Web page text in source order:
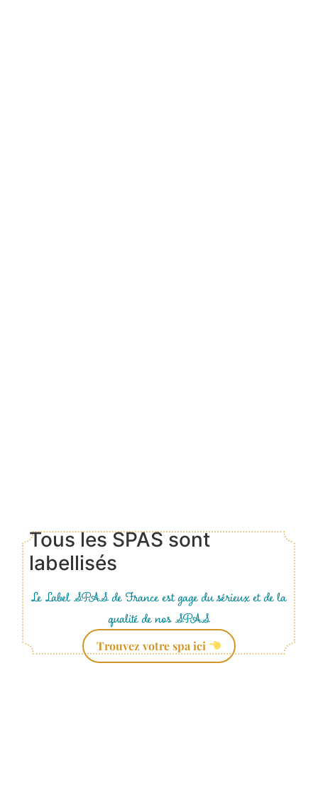
Tous les SPAS sont
labellisés
Le Label SPAS de France est gage du sérieux et de la
qualité de nos SPAS
Trouvez votre spa ici